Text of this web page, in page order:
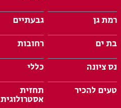
רמת גן
גבעתיים
בת ים
רחובות
נס ציונה
כללי
טעים להכיר
תחזית
אסטרולוגית